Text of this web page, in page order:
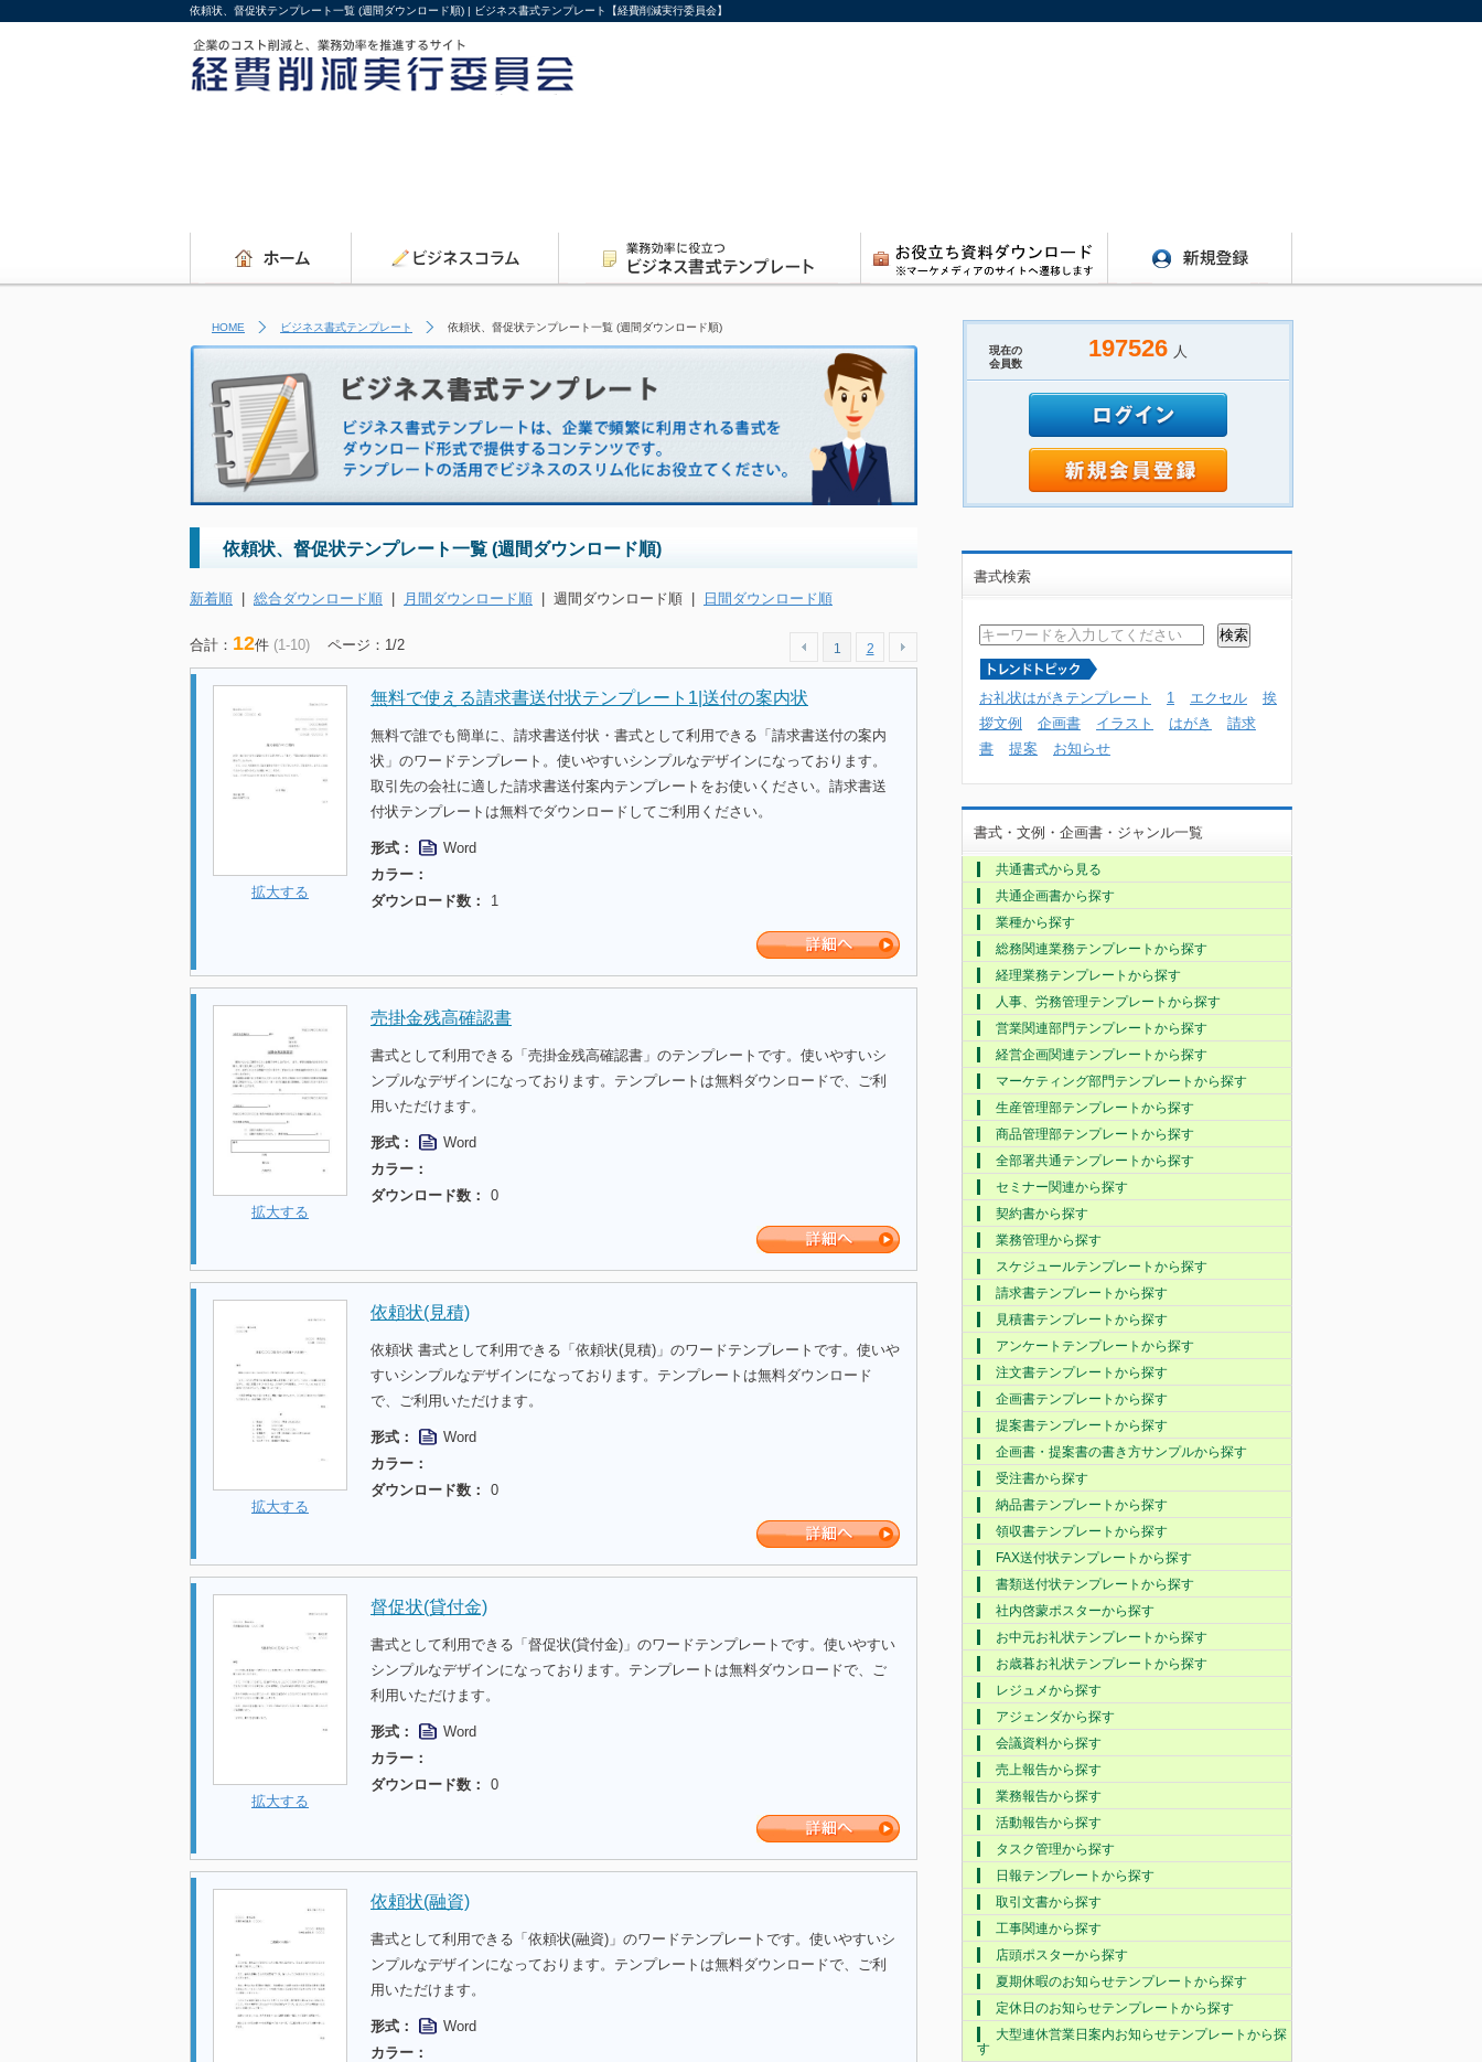
依頼状、督促状テンプレート一覧 (週間ダウンロード順) | ビジネス書式テンプレート【経費削減実行委員会】
HOME ビジネス書式テンプレート 依頼状、督促状テンプレート一覧 (週間ダウンロード順)
依頼状、督促状テンプレート一覧 (週間ダウンロード順)
新着順 | 総合ダウンロード順 | 月間ダウンロード順 | 週間ダウンロード順 | 日間ダウンロード順
合計： 12件 (1-10) ページ：1/2 1 2
拡大する
無料で使える請求書送付状テンプレート1|送付の案内状
無料で誰でも簡単に、請求書送付状・書式として利用できる「請求書送付の案内
状」のワードテンプレート。使いやすいシンプルなデザインになっております。
取引先の会社に適した請求書送付案内テンプレートをお使いください。請求書送
付状テンプレートは無料でダウンロードしてご利用ください。
形式：
Word
カラー：
ダウンロード数：
1
拡大する
売掛金残高確認書
書式として利用できる「売掛金残高確認書」のテンプレートです。使いやすいシ
ンプルなデザインになっております。テンプレートは無料ダウンロードで、ご利
用いただけます。
形式：
Word
カラー：
ダウンロード数：
0
拡大する
依頼状(見積)
依頼状 書式として利用できる「依頼状(見積)」のワードテンプレートです。使いや
すいシンプルなデザインになっております。テンプレートは無料ダウンロード
で、ご利用いただけます。
形式：
Word
カラー：
ダウンロード数：
0
拡大する
督促状(貸付金)
書式として利用できる「督促状(貸付金)」のワードテンプレートです。使いやすい
シンプルなデザインになっております。テンプレートは無料ダウンロードで、ご
利用いただけます。
形式：
Word
カラー：
ダウンロード数：
0
依頼状(融資)
書式として利用できる「依頼状(融資)」のワードテンプレートです。使いやすいシ
ンプルなデザインになっております。テンプレートは無料ダウンロードで、ご利
用いただけます。
形式：
Word
カラー：
現在の
会員数
197526 人
書式検索
お礼状はがきテンプレート 1 エクセル
挨
拶文例
企画書 イラスト はがき
請求
書
提案 お知らせ
書式・文例・企画書・ジャンル一覧
共通書式から見る
共通企画書から探す
業種から探す
総務関連業務テンプレートから探す
経理業務テンプレートから探す
人事、労務管理テンプレートから探す
営業関連部門テンプレートから探す
経営企画関連テンプレートから探す
マーケティング部門テンプレートから探す
生産管理部テンプレートから探す
商品管理部テンプレートから探す
全部署共通テンプレートから探す
セミナー関連から探す
契約書から探す
業務管理から探す
スケジュールテンプレートから探す
請求書テンプレートから探す
見積書テンプレートから探す
アンケートテンプレートから探す
注文書テンプレートから探す
企画書テンプレートから探す
提案書テンプレートから探す
企画書・提案書の書き方サンプルから探す
受注書から探す
納品書テンプレートから探す
領収書テンプレートから探す
FAX送付状テンプレートから探す
書類送付状テンプレートから探す
社内啓蒙ポスターから探す
お中元お礼状テンプレートから探す
お歳暮お礼状テンプレートから探す
レジュメから探す
アジェンダから探す
会議資料から探す
売上報告から探す
業務報告から探す
活動報告から探す
タスク管理から探す
日報テンプレートから探す
取引文書から探す
工事関連から探す
店頭ポスターから探す
夏期休暇のお知らせテンプレートから探す
定休日のお知らせテンプレートから探す
大型連休営業日案内お知らせテンプレートから探
す